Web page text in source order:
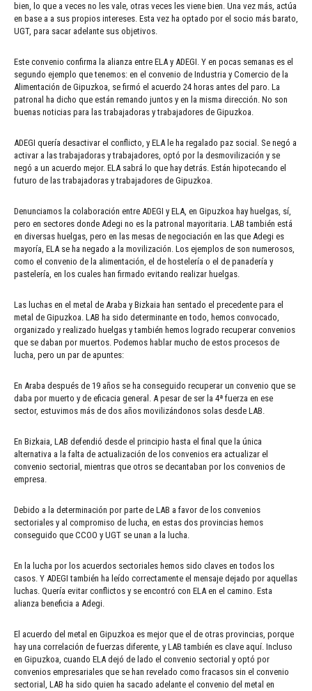
bien, lo que a veces no les vale, otras veces les viene bien. Una vez más, actúa
en base a a sus propios intereses. Esta vez ha optado por el socio más barato,
UGT, para sacar adelante sus objetivos.
Este convenio confirma la alianza entre ELA y ADEGI. Y en pocas semanas es el
segundo ejemplo que tenemos: en el convenio de Industria y Comercio de la
Alimentación de Gipuzkoa, se firmó el acuerdo 24 horas antes del paro. La
patronal ha dicho que están remando juntos y en la misma dirección. No son
buenas noticias para las trabajadoras y trabajadores de Gipuzkoa.
ADEGI quería desactivar el conflicto, y ELA le ha regalado paz social. Se negó a
activar a las trabajadoras y trabajadores, optó por la desmovilización y se
negó a un acuerdo mejor. ELA sabrá lo que hay detrás. Están hipotecando el
futuro de las trabajadoras y trabajadores de Gipuzkoa.
Denunciamos la colaboración entre ADEGI y ELA, en Gipuzkoa hay huelgas, sí,
pero en sectores donde Adegi no es la patronal mayoritaria. LAB también está
en diversas huelgas, pero en las mesas de negociación en las que Adegi es
mayoría, ELA se ha negado a la movilización. Los ejemplos de son numerosos,
como el convenio de la alimentación, el de hostelería o el de panadería y
pastelería, en los cuales han firmado evitando realizar huelgas.
Las luchas en el metal de Araba y Bizkaia han sentado el precedente para el
metal de Gipuzkoa. LAB ha sido determinante en todo, hemos convocado,
organizado y realizado huelgas y también hemos logrado recuperar convenios
que se daban por muertos. Podemos hablar mucho de estos procesos de
lucha, pero un par de apuntes:
En Araba después de 19 años se ha conseguido recuperar un convenio que se
daba por muerto y de eficacia general. A pesar de ser la 4ª fuerza en ese
sector, estuvimos más de dos años movilizándonos solas desde LAB.
En Bizkaia, LAB defendió desde el principio hasta el final que la única
alternativa a la falta de actualización de los convenios era actualizar el
convenio sectorial, mientras que otros se decantaban por los convenios de
empresa.
Debido a la determinación por parte de LAB a favor de los convenios
sectoriales y al compromiso de lucha, en estas dos provincias hemos
conseguido que CCOO y UGT se unan a la lucha.
En la lucha por los acuerdos sectoriales hemos sido claves en todos los
casos. Y ADEGI también ha leído correctamente el mensaje dejado por aquellas
luchas. Quería evitar conflictos y se encontró con ELA en el camino. Esta
alianza beneficia a Adegi.
El acuerdo del metal en Gipuzkoa es mejor que el de otras provincias, porque
hay una correlación de fuerzas diferente, y LAB también es clave aquí. Incluso
en Gipuzkoa, cuando ELA dejó de lado el convenio sectorial y optó por
convenios empresariales que se han revelado como fracasos sin el convenio
sectorial, LAB ha sido quien ha sacado adelante el convenio del metal en